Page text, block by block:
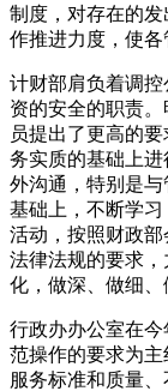
制度，对存在的
作推进力度，使各
计财部肩负着调
资的安全的职责
员提出了更高的
务实质的基础上
外沟通，特别是
基础上，不断学
活动，按照财政
法律法规的要求
化，做深、做细、
行政办办公室在
范操作的要求为
服务标准和质量